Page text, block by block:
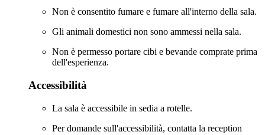
Non è consentito fumare e fumare all'interno della sala.
Gli animali domestici non sono ammessi nella sala.
Non è permesso portare cibi e bevande comprate prima
dell'esperienza.
Accessibilità
La sala è accessibile in sedia a rotelle.
Per domande sull'accessibilità, contatta la reception